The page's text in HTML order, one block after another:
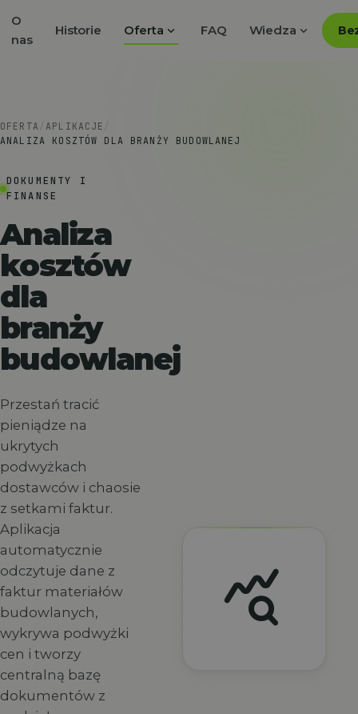
O
nas
Historie Oferta expand_more FAQ Wiedza expand_more
OFERTA / APLIKACJE /
ANALIZA KOSZTÓW DLA BRANŻY BUDOWLANEJ
DOKUMENTY I
FINANSE
Analiza
kosztów
dla
branży
budowlanej
Przestań tracić
pieniądze na
ukrytych
podwyżkach
dostawców i chaosie
z setkami faktur.
Aplikacja
automatycznie
odczytuje dane z
faktur materiałów
budowlanych,
wykrywa podwyżki
cen i tworzy
centralną bazę
dokumentów z
query_stats